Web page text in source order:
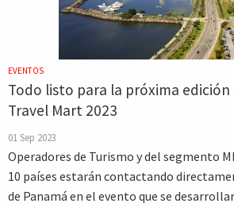
EVENTOS
Todo listo para la próxima edición
Travel Mart 2023
01 Sep 2023
Operadores de Turismo y del segmento
10 países estarán contactando
de Panamá en el evento que se